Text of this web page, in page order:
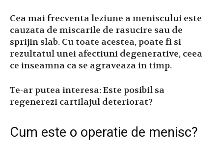
Cea mai frecventa leziune a meniscului este
cauzata de miscarile de rasucire sau de
sprijin slab. Cu toate acestea, poate fi si
rezultatul unei afectiuni degenerative, ceea
ce inseamna ca se agraveaza in timp.
Te-ar putea interesa: Este posibil sa
regenerezi cartilajul deteriorat?
Cum este o operatie de menisc?